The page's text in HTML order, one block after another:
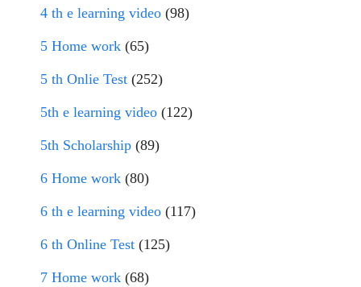
4 th e learning video (98)
5 Home work (65)
5 th Onlie Test (252)
5th e learning video (122)
5th Scholarship (89)
6 Home work (80)
6 th e learning video (117)
6 th Online Test (125)
7 Home work (68)